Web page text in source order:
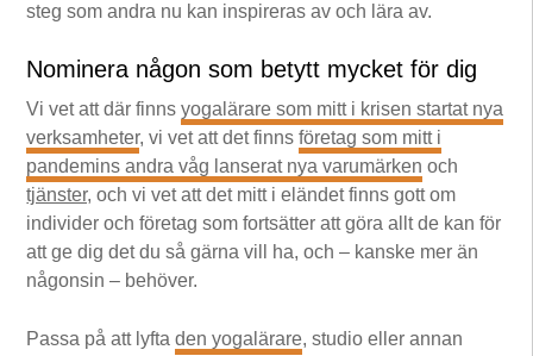
steg som andra nu kan inspireras av och lära av.
Nominera någon som betytt mycket för dig
Vi vet att där finnsyogalärare som mitt i krisen startat nya
verksamheter, vi vet att det finnsföretag som mitt i
pandemins andra våg lanserat nya varumärken och
tjänster, och vi vet att det mitt i eländet finns gott om
individer och företag som fortsätter att göra allt de kan för
att ge dig det du så gärna vill ha, och – kanske mer än
någonsin – behöver.
Passa på att lyftaden yogalärare, studio eller annan